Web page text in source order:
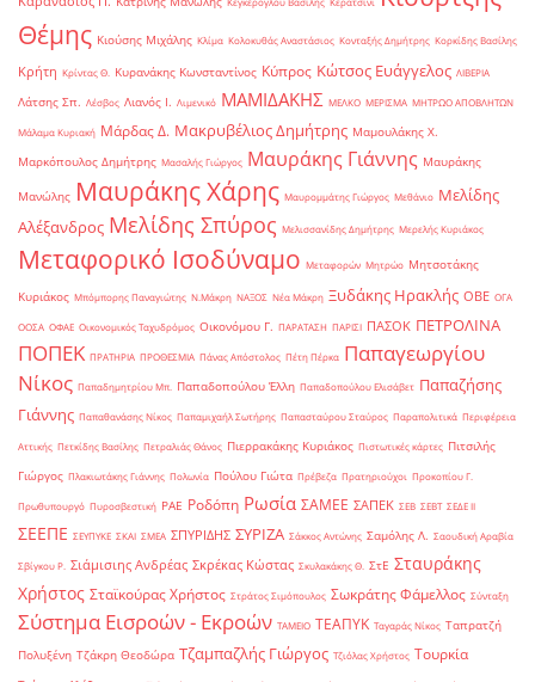
Θέμης Κιούσης Μιχάλης Κλίμα Κολοκυθάς Αναστάσιος Κονταξής Δημήτρης Κορκίδης Βασίλης
Κρήτη Κρίντας Θ. Κυρανάκης Κωνσταντίνος Κύπρος Κώτσος Ευάγγελος ΛΙΒΕΡΙΑ
Λάτσης Σπ. Λέσβος Λιανός Ι. Λιμενικό ΜΑΜΙΔΑΚΗΣ ΜΕΛΚΟ ΜΕΡΙΣΜΑ ΜΗΤΡΩΟ ΑΠΟΒΛΗΤΩΝ
Μάλαμα Κυριακή Μάρδας Δ. Μακρυβέλιος Δημήτρης Μαμουλάκης Χ.
Μαρκόπουλος Δημήτρης Μασαλής Γιώργος Μαυράκης Γιάννης Μαυράκης
Μανώλης Μαυράκης Χάρης Μαυρομμάτης Γιώργος Μεθάνιο Μελίδης
Αλέξανδρος Μελίδης Σπύρος Μελισσανίδης Δημήτρης Μερελής Κυριάκος
Μεταφορικό Ισοδύναμο Μεταφορών Μητρώο Μητσοτάκης
Κυριάκος Μπόμπορης Παναγιώτης Ν.Μάκρη ΝΑΞΟΣ Νέα Μάκρη Ξυδάκης Ηρακλής ΟΒΕ ΟΓΑ
ΟΟΣΑ ΟΦΑΕ Οικονομικός Ταχυδρόμος Οικονόμου Γ. ΠΑΡΑΤΑΣΗ ΠΑΡΙΣΙ ΠΑΣΟΚ ΠΕΤΡΟΛΙΝΑ
ΠΟΠΕΚ ΠΡΑΤΗΡΙΑ ΠΡΟΘΕΣΜΙΑ Πάνας Απόστολος Πέτη Πέρκα Παπαγεωργίου
Νίκος Παπαδημητρίου Μπ. Παπαδοπούλου Έλλη Παπαδοπούλου Ελισάβετ Παπαζήσης
Γιάννης Παπαθανάσης Νίκος Παπαμιχαήλ Σωτήρης Παπασταύρου Σταύρος Παραπολιτικά Περιφέρεια
Αττικής Πετκίδης Βασίλης Πετραλιάς Θάνος Πιερρακάκης Κυριάκος Πιστωτικές κάρτες Πιτσιλής
Γιώργος Πλακιωτάκης Γιάννης Πολωνία Πούλου Γιώτα Πρέβεζα Πρατηριούχοι Προκοπίου Γ.
Πρωθυπουργό Πυροσβεστική ΡΑΕ Ροδόπη Ρωσία ΣΑΜΕΕ ΣΑΠΕΚ ΣΕΒ ΣΕΒΤ ΣΕΔΕ ΙΙ
ΣΕΕΠΕ ΣΕΥΠΥΚΕ ΣΚΑΙ ΣΜΕΑ ΣΠΥΡΙΔΗΣ ΣΥΡΙΖΑ Σάκκος Αντώνης Σαμόλης Λ. Σαουδική Αραβία
Σβίγκου Ρ. Σιάμισιης Ανδρέας Σκρέκας Κώστας Σκυλακάκης Θ. ΣτΕ Σταυράκης
Χρήστος Σταϊκούρας Χρήστος Στράτος Σιμόπουλος Σωκράτης Φάμελλος Σύνταξη
Σύστημα Εισροών - Εκροών ΤΑΜΕΙΟ ΤΕΑΠΥΚ Ταγαράς Νίκος Ταπρατζή
Πολυξένη Τζάκρη Θεοδώρα Τζαμπαζλής Γιώργος Τζιόλας Χρήστος Τουρκία